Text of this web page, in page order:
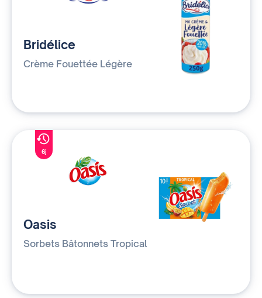
Bridélice
Crème Fouettée Légère
6j
Oasis
Sorbets Bâtonnets Tropical